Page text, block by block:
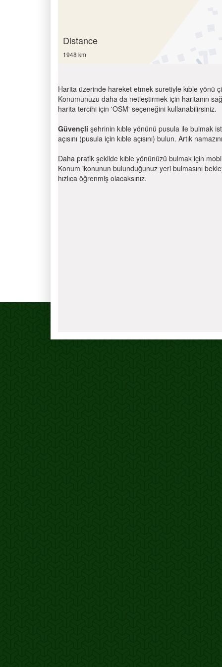
Distance
1948 km
Harita üzerinde hareket etmek suretiyle kıble yönü
Konumunuzu daha da netleştirmek için haritanın
harita tercihi için 'OSM' seçeneğini kullanabilirsiniz.
Güvençli şehrinin kıble yönünü pusula ile bulmak
açısını (pusula için kıble açısını) bulun. Artık
Daha pratik şekilde kıble yönünüzü bulmak için
Konum ikonunun bulunduğunuz yeri bulmasını
hızlıca öğrenmiş olacaksınız.